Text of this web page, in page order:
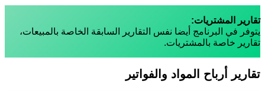
تقارير المشتريات:
يتوفر في البرنامج أيضا نفس التقارير السابقة الخاصة بالمبيعات،
تقارير خاصة بالمشتريات.
تقارير أرباح المواد والفواتير